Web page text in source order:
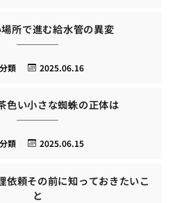
所で進む給水管の異変
2025.06.16
類
色い小さな蜘蛛の正体は
2025.06.15
類
依頼その前に知っておきたいこ
と